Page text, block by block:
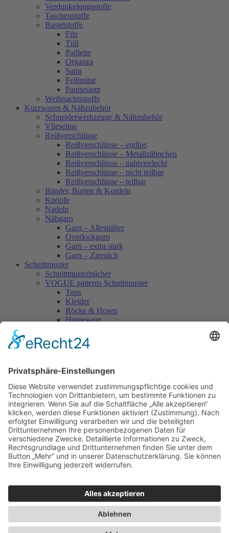
Verdunkelungsstoffe
Taschenstoffe
Bastelstoffe
Filz
Tüll
Paillette
Organza
Satin
Fellimitat
Pannesamt
Weihnachtsstoffe
Kurzwaren & Nähzubehör
Schneiderwerkzeuge & Nähzubehör
Vlieseline
Reißverschlüsse
Reißverschlüsse – endlos
Reißverschlüsse – Metallzähnchen
Reißverschlüsse – nahtverdeckt
Reißverschlüsse – nicht teilbar
Reißverschlüsse – teilbar
Bänder, Borten & Kordeln
Knöpfe
Nadeln
Nähgarn
Garn – Allesnäher
Overlockgarn
Garn – extra stark
Garn – Zierstich
Schnittmuster
Schnittmusterbücher
VOGUE patterns Schnittmuster
Tops
Kleider
Röcke & Hosen
Homewear
Vogue Vintage
Herren
Accessoires
Einzelschnittmuster Burda
Tops
Kleider
Röcke & Hosen
Homewear
Jacken & Mäntel
Curvy
Herren
Kids
Burda Fantasy
Accessoires & Deko
SALE
Suchen
Suchen